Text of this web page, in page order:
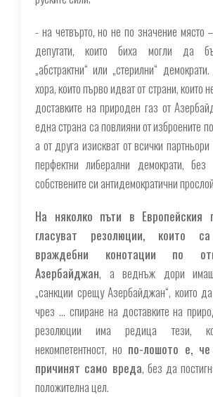
- на четвърто, но не по значение място
депутати, които биха могли да
„абстрактни“ или „стерилни“
хора, които първо идват от страни, които
доставките на природен газ от
една страна са повлияни от изброените
а от друга изискват от всички
перфектни либерални демократи,
собствените си антидемократични
На няколко пъти в Европейския
гласуват резолюции, които
враждебни конотации по
Азербайджан, а веднъж дори
„санкции срещу Азербайджан“, които
чрез … спиране на доставките на
резолюции има редица тези,
некомпетентност, но по-лошото е,
причинят само вреда, без да
положителна цел.